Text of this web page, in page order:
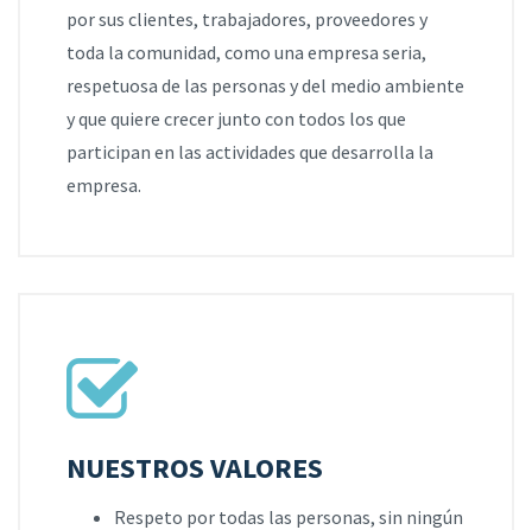
por sus clientes, trabajadores, proveedores y
toda la comunidad, como una empresa seria,
respetuosa de las personas y del medio ambiente
y que quiere crecer junto con todos los que
participan en las actividades que desarrolla la
empresa.
NUESTROS VALORES
Respeto por todas las personas, sin ningún